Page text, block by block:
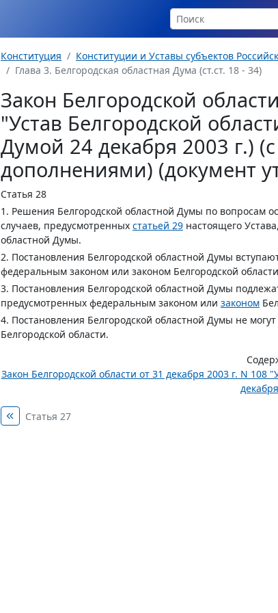
Конституция Конституции и Уставы субъектов
Глава 3. Белгородская областная Дума (ст.ст. 18 - 34)
Закон Белгородской
"Устав Белгородской
Думой 24 декабря 2003 г.)
дополнениями) (документ
Статья 28
1. Решения Белгородской областной Думы по вопросам
случаев, предусмотренных статьей 29 настоящего
областной Думы.
2. Постановления Белгородской областной Думы
федеральным законом или законом Белгородской
3. Постановления Белгородской областной Думы
предусмотренных федеральным законом или законом
4. Постановления Белгородской областной Думы не
Белгородской области.
Закон Белгородской области от 31 декабря 2003 г. N
Статья 27